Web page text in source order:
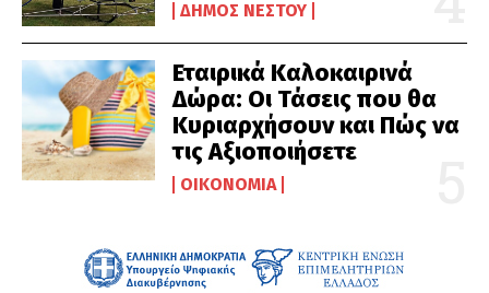
ΔΉΜΟΣ ΝΈΣΤΟΥ
Εταιρικά Καλοκαιρινά
Δώρα: Οι Τάσεις που θα
Κυριαρχήσουν και Πώς να
τις Αξιοποιήσετε
ΟΙΚΟΝΟΜΊΑ